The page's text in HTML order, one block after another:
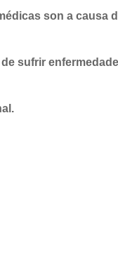
son a causa
sufrir